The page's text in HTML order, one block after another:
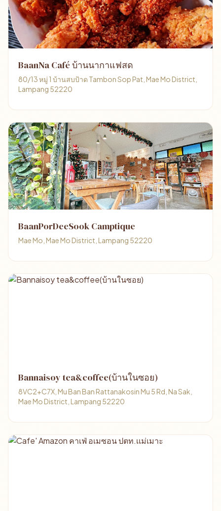
BaanNa Café บ้านนากาแฟสด
80/13 หมู่ 1 บ้านสบป้าด Tambon Sop Pat, Mae Mo District,
Lampang 52220
BaanPorDeeSook Camptique
Mae Mo, Mae Mo District, Lampang 52220
Bannaisoy tea&coffee(บ้านในซอย)
8VC2+C7X, Mu Ban Ban Rattanakosin Mu 5 Rd, Na Sak,
Mae Mo District, Lampang 52220